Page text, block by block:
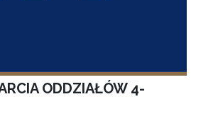
ODDZIAŁÓW 4-